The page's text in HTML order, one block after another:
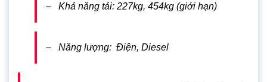
– Khả năng tải: 227kg, 454kg (giới hạn)
– Năng lượng: Điện, Diesel